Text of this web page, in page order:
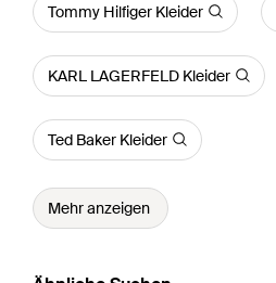
Tommy Hilfiger Kleider
KARL LAGERFELD Kleider
Ted Baker Kleider
Mehr anzeigen